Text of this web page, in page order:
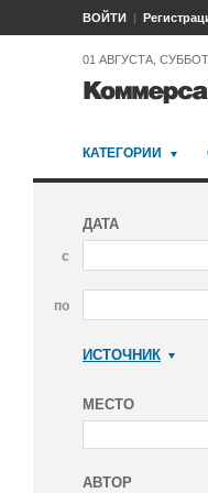
ВОЙТИ
01 АВГУСТА,
КАТЕГОРИИ
ДАТА
с
по
ИСТОЧНИК
МЕСТО
АВТОР